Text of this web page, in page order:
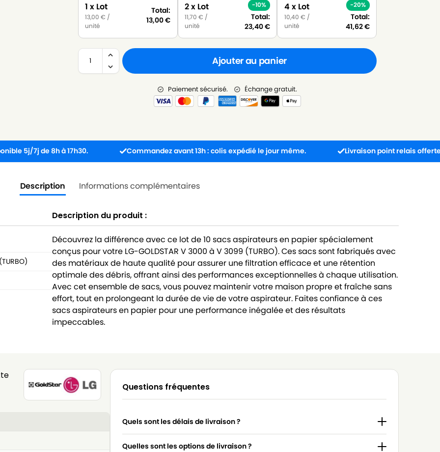
1 x Lot
13,00€ /
unité
Total:
13,00€
2 x Lot
11,70€ /
unité
-10%
Total:
23,40€
4 x Lot
10,40 € /
unité
-20%
Total:
41,62€
Ajouter au panier
Paiement sécurisé. Échange gratuit.
de 8h à 17h30. Commandez avant 13h : colis expédié le jour même. Livraison point relais offerte dès
Description Informations complémentaires
Description du produit :
Découvrez la différence avec ce lot de 10 sacs aspirateurs en papier spécialement
conçus pour votre LG-GOLDSTAR V 3000 à V 3099 (TURBO). Ces sacs sont fabriqués avec
des matériaux de haute qualité pour assurer une filtration efficace et une rétention
optimale des débris, offrant ainsi des performances exceptionnelles à chaque utilisation.
Avec cet ensemble de sacs, vous pouvez maintenir votre maison propre et fraîche sans
effort, tout en prolongeant la durée de vie de votre aspirateur. Faites confiance à ces
sacs aspirateurs en papier pour une performance inégalée et des résultats
impeccables.
Questions fréquentes
Quels sont les délais de livraison ?
Quelles sont les options de livraison ?